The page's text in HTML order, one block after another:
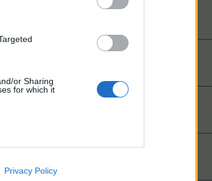
or Sharing
for which it
Privacy Policy